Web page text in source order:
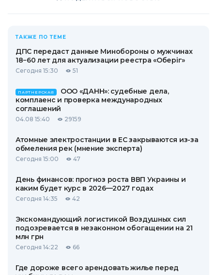
ТАКЖЕ ПО ТЕМЕ
ДПС передаст данные Минобороны о мужчинах
18−60 лет для актуализации реестра «Оберіг»
Сегодня 15:30 51
ПАРТНЕРСКАЯ
ООО «ДАНН»: судебные дела,
комплаенс и проверка международных
соглашений
04.08 15:40 29159
Атомные электростанции в ЕС закрываются из-за
обмеления рек (мнение эксперта)
Сегодня 15:00 47
День финансов: прогноз роста ВВП Украины и
каким будет курс в 2026—2027 годах
Сегодня 14:35 42
Экскомандующий логистикой Воздушных сил
подозревается в незаконном обогащении на 21
млн грн
Сегодня 14:22 66
Где дороже всего арендовать жилье перед